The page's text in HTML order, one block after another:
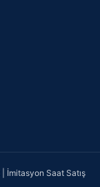
| İmitasyon Saat Satış